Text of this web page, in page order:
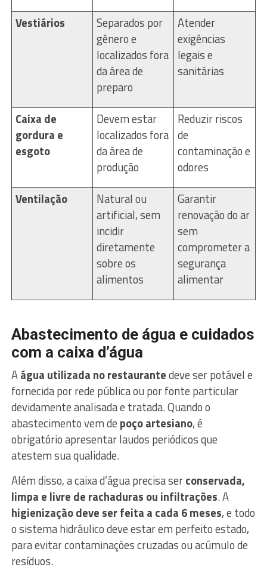
Vestiários
Separados por
gênero e
localizados fora
da área de
preparo
Atender
exigências
legais e
sanitárias
Caixa de
gordura e
esgoto
Devem estar
localizados fora
da área de
produção
Reduzir riscos
de
contaminação e
odores
Ventilação
Natural ou
artificial, sem
incidir
diretamente
sobre os
alimentos
Garantir
renovação do ar
sem
comprometer a
segurança
alimentar
Abastecimento de água e cuidados
com a caixa d’água
Aágua utilizada no restaurantedeve ser potável e
fornecida por rede pública ou por fonte particular
devidamente analisada e tratada. Quando o
abastecimento vem de poço artesiano, é
obrigatório apresentar laudos periódicos que
atestem sua qualidade.
Além disso, a caixa d’água precisa serconservada,
limpa e livre de rachaduras ou infiltrações. A
higienização deve ser feita a cada 6 meses, e todo
o sistema hidráulico deve estar em perfeito estado,
para evitar contaminações cruzadas ou acúmulo de
resíduos.